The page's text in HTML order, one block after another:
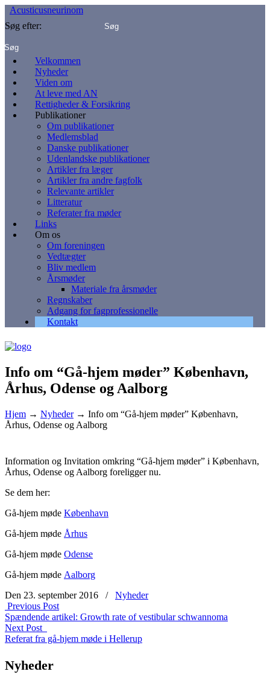
Acusticusneurinom
Søg efter:
Velkommen
Nyheder
Viden om
At leve med AN
Rettigheder & Forsikring
Publikationer
Om publikationer
Medlemsblad
Danske publikationer
Udenlandske publikationer
Artikler fra læger
Artikler fra andre fagfolk
Relevante artikler
Litteratur
Referater fra møder
Links
Om os
Om foreningen
Vedtægter
Bliv medlem
Årsmøder
Materiale fra årsmøder
Regnskaber
Adgang for fagprofessionelle
Kontakt
Info om “Gå-hjem møder” København,
Århus, Odense og Aalborg
Hjem → Nyheder→ Info om “Gå-hjem møder” København,
Århus, Odense og Aalborg
Information og Invitation omkring “Gå-hjem møder” i København,
Århus, Odense og Aalborg foreligger nu.
Se dem her:
Gå-hjem møde København
Gå-hjem møde Århus
Gå-hjem møde Odense
Gå-hjem møde Aalborg
Den 23. september 2016
/
Nyheder
Previous Post
Spændende artikel: Growth rate of vestibular schwannoma
Next Post
Referat fra gå-hjem møde i Hellerup
Nyheder